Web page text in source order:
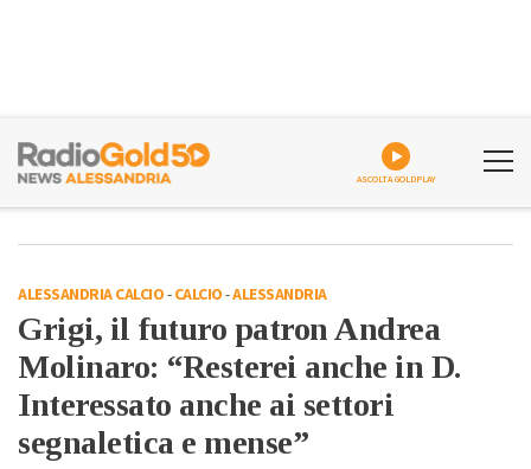
ASCOLTA GOLDPLAY
ALESSANDRIA CALCIO-CALCIO-ALESSANDRIA
Grigi, il futuro patron Andrea
Molinaro: “Resterei anche in D.
Interessato anche ai settori
segnaletica e mense”